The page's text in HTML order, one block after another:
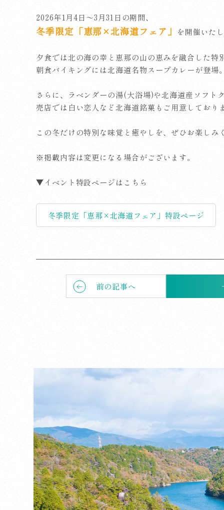
2026年1月4日～3月31日の期間、
冬季限定「恵那×北海道フェア」 を開催いた
夕食では北の海の幸と恵那の山の恵みを融合した特
朝食バイキングには北海道名物スープカレーが登場
さらに、ラベンダーの湯(大浴場)や北海道産ソフト
売店では白い恋人など北海道銘菓もご用意しており
この冬だけの特別な味覚と癒やしを、ぜひお楽しみ
※掲載内容は変更になる場合がございます。
▼イベント特設ページはこちら
冬季限定「恵那×北海道フェア」特設ページ
前の記事へ